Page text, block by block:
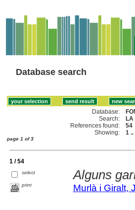
Database search
Database:
Search:
LA
References found:
54
Showing:
1 ..
page 1 of 3
1 / 54
select
print
Alguns
Murlà i Giralt,